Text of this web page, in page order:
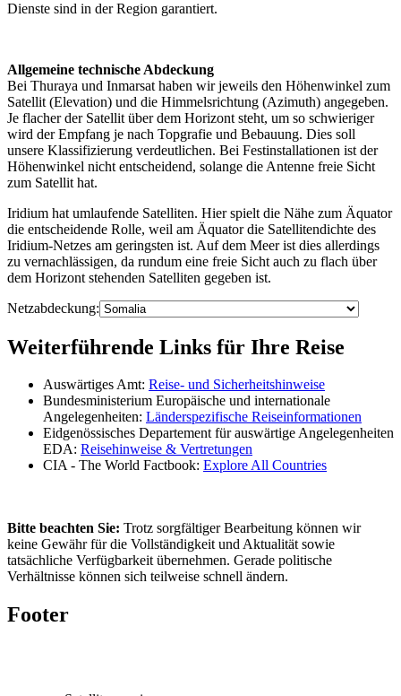
Dienste sind in der Region garantiert.
Allgemeine technische Abdeckung
Bei Thuraya und Inmarsat haben wir jeweils den Höhenwinkel zum
Satellit (Elevation) und die Himmelsrichtung (Azimuth) angegeben.
Je flacher der Satellit über dem Horizont steht, um so schwieriger
wird der Empfang je nach Topgrafie und Bebauung. Dies soll
unsere Klassifizierung verdeutlichen. Bei Festinstallationen ist der
Höhenwinkel nicht entscheidend, solange die Antenne freie Sicht
zum Satellit hat.
Iridium hat umlaufende Satelliten. Hier spielt die Nähe zum Äquator
die entscheidende Rolle, weil am Äquator die Satellitendichte des
Iridium-Netzes am geringsten ist. Auf dem Meer ist dies allerdings
zu vernachlässigen, da rundum eine freie Sicht auch zu flach über
dem Horizont stehenden Satelliten gegeben ist.
Netzabdeckung:
Weiterführende Links für Ihre Reise
Auswärtiges Amt: Reise- und Sicherheitshinweise
Bundesministerium Europäische und internationale
Angelegenheiten: Länderspezifische Reiseinformationen
Eidgenössisches Departement für auswärtige Angelegenheiten
EDA: Reisehinweise & Vertretungen
CIA - The World Factbook: Explore All Countries
Bitte beachten Sie: Trotz sorgfältiger Bearbeitung können wir
keine Gewähr für die Vollständigkeit und Aktualität sowie
tatsächliche Verfügbarkeit übernehmen. Gerade politische
Verhältnisse können sich teilweise schnell ändern.
Footer